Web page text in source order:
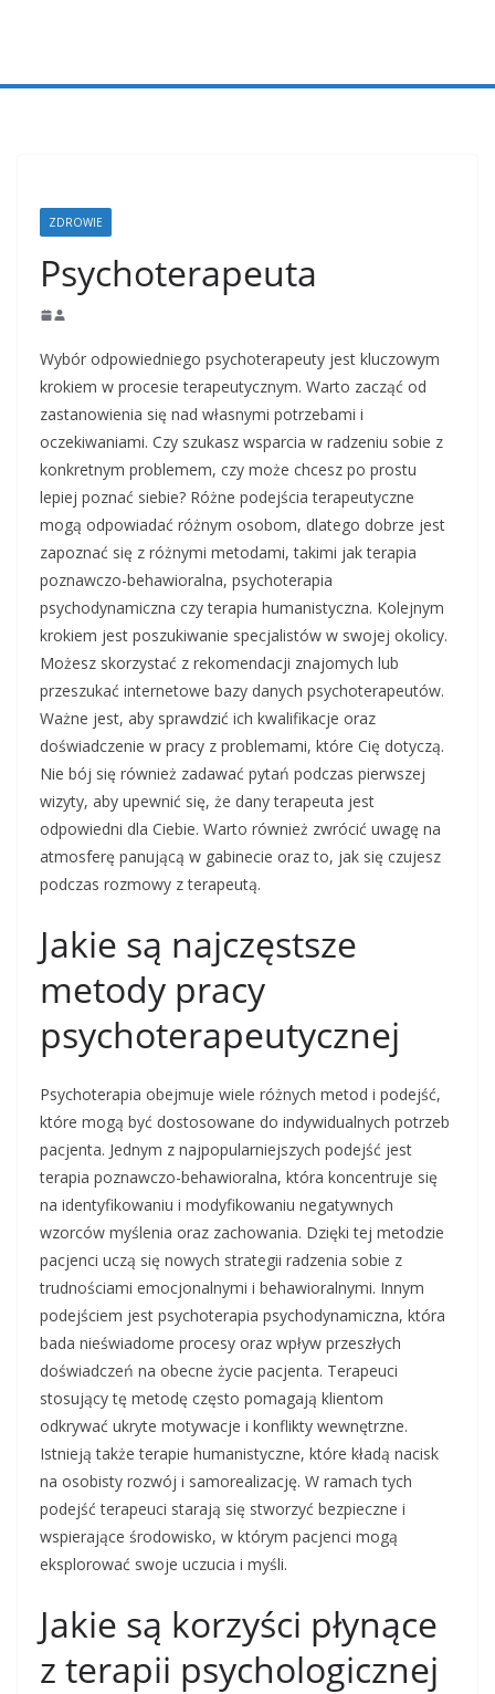
ZDROWIE
Psychoterapeuta
Wybór odpowiedniego psychoterapeuty jest kluczowym
krokiem w procesie terapeutycznym. Warto zacząć od
zastanowienia się nad własnymi potrzebami i
oczekiwaniami. Czy szukasz wsparcia w radzeniu sobie z
konkretnym problemem, czy może chcesz po prostu
lepiej poznać siebie? Różne podejścia terapeutyczne
mogą odpowiadać różnym osobom, dlatego dobrze jest
zapoznać się z różnymi metodami, takimi jak terapia
poznawczo-behawioralna, psychoterapia
psychodynamiczna czy terapia humanistyczna. Kolejnym
krokiem jest poszukiwanie specjalistów w swojej okolicy.
Możesz skorzystać z rekomendacji znajomych lub
przeszukać internetowe bazy danych psychoterapeutów.
Ważne jest, aby sprawdzić ich kwalifikacje oraz
doświadczenie w pracy z problemami, które Cię dotyczą.
Nie bój się również zadawać pytań podczas pierwszej
wizyty, aby upewnić się, że dany terapeuta jest
odpowiedni dla Ciebie. Warto również zwrócić uwagę na
atmosferę panującą w gabinecie oraz to, jak się czujesz
podczas rozmowy z terapeutą.
Jakie są najczęstsze
metody pracy
psychoterapeutycznej
Psychoterapia obejmuje wiele różnych metod i podejść,
które mogą być dostosowane do indywidualnych potrzeb
pacjenta. Jednym z najpopularniejszych podejść jest
terapia poznawczo-behawioralna, która koncentruje się
na identyfikowaniu i modyfikowaniu negatywnych
wzorców myślenia oraz zachowania. Dzięki tej metodzie
pacjenci uczą się nowych strategii radzenia sobie z
trudnościami emocjonalnymi i behawioralnymi. Innym
podejściem jest psychoterapia psychodynamiczna, która
bada nieświadome procesy oraz wpływ przeszłych
doświadczeń na obecne życie pacjenta. Terapeuci
stosujący tę metodę często pomagają klientom
odkrywać ukryte motywacje i konflikty wewnętrzne.
Istnieją także terapie humanistyczne, które kładą nacisk
na osobisty rozwój i samorealizację. W ramach tych
podejść terapeuci starają się stworzyć bezpieczne i
wspierające środowisko, w którym pacjenci mogą
eksplorować swoje uczucia i myśli.
Jakie są korzyści płynące
z terapii psychologicznej